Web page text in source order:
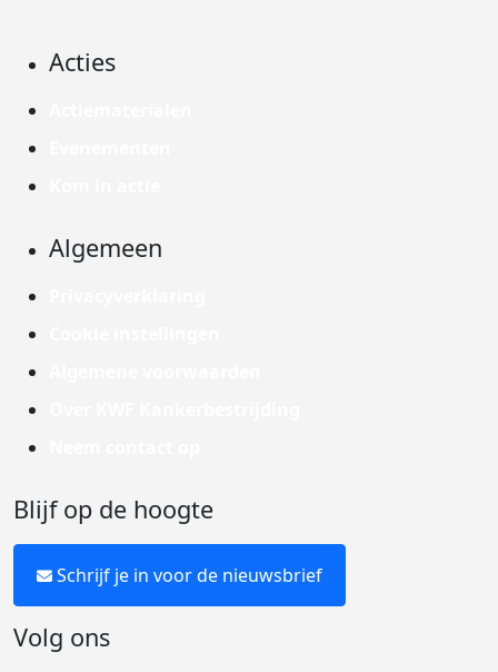
Acties
Algemeen
Blijf op de hoogte
Schrijf je in voor de nieuwsbrief
Volg ons